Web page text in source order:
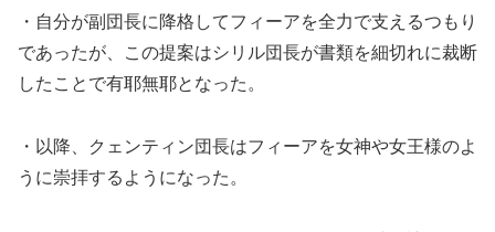
・自分が副団長に降格してフィーアを全力で支えるつもり
であったが、この提案はシリル団長が書類を細切れに裁断
したことで有耶無耶となった。
・以降、クェンティン団長はフィーアを女神や女王様のよ
うに崇拝するようになった。